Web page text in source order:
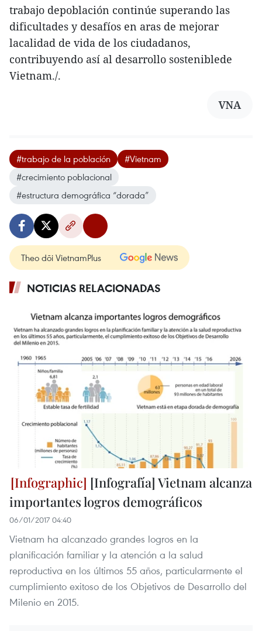
trabajo depoblación continúe superando las
dificultades y desafíos en aras de mejorar
lacalidad de vida de los ciudadanos,
contribuyendo así al desarrollo sosteniblede
Vietnam./.
VNA
#trabajo de la población
#Vietnam
#crecimiento poblacional
#estructura demográfica “dorada”
Theo dõi VietnamPlus
NOTICIAS RELACIONADAS
[Infografía] Vietnam alcanza
importantes logros demográficos
06/01/2017 04:40
Vietnam ha alcanzado grandes logros en la
planificación familiar y la atención a la salud
reproductiva en los últimos 55 años, particularmente el
cumplimiento exitoso de los Objetivos de Desarrollo del
Milenio en 2015.